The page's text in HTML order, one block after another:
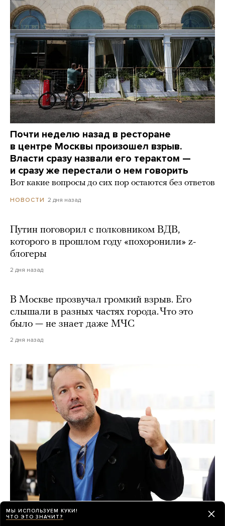
Почти неделю назад в ресторане
в центре Москвы произошел взрыв.
Власти сразу назвали его терактом —
и сразу же перестали о нем говорить
Вот какие вопросы до сих пор остаются без ответов
НОВОСТИ 2 дня назад
Путин поговорил с полковником ВДВ,
которого в прошлом году «похоронили» z-
блогеры
2 дня назад
В Москве прозвучал громкий взрыв. Его
слышали в разных частях города. Что это
было — не знает даже МЧС
2 дня назад
Секретное ИИ-устройство OpenAI — это
МЫ ИСПОЛЬЗУЕМ КУКИ!
ЧТО ЭТО ЗНАЧИТ?